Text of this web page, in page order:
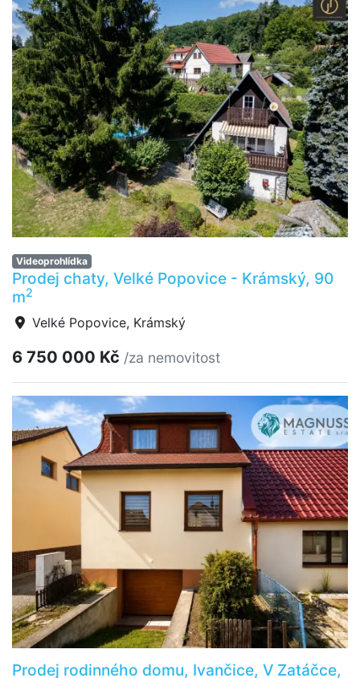
Videoprohlídka
Prodej chaty, Velké Popovice - Krámský, 90
m2
Velké Popovice, Krámský
6 750 000 Kč /za nemovitost
Prodej rodinného domu, Ivančice, V Zatáčce,